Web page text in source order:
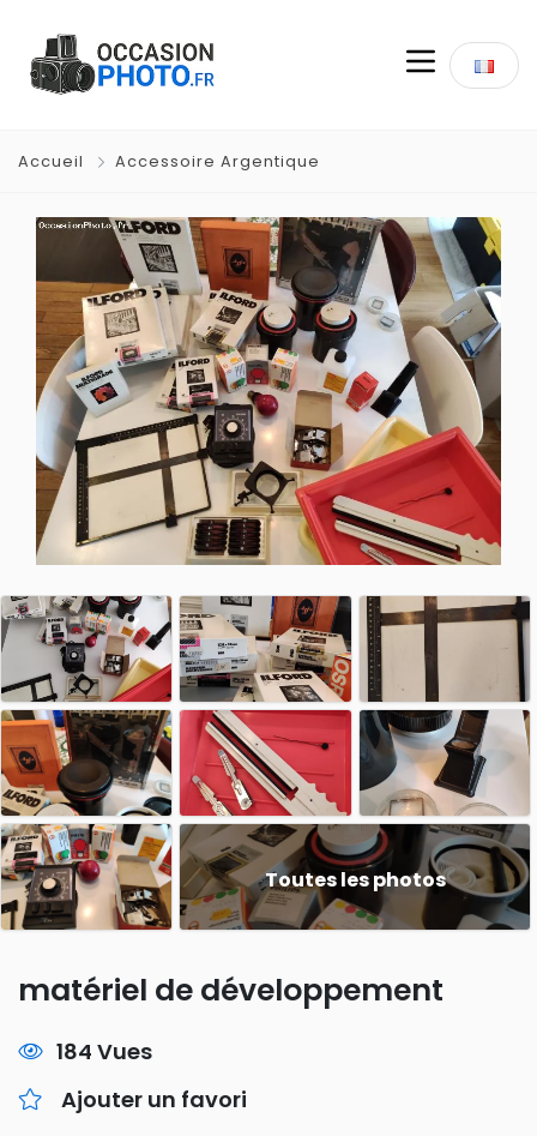
Accueil Accessoire Argentique
Toutes les photos
matériel de développement
184 Vues
Ajouter un favori